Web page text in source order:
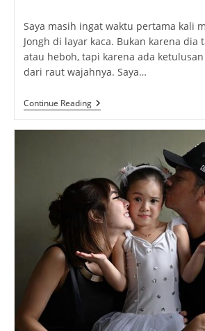
Saya masih ingat waktu pertama kali
Jongh di layar kaca. Bukan karena dia
atau heboh, tapi karena ada
dari raut wajahnya. Saya…
Continue ReadingMawar
De
Kini
Yang
Penuh
Talenta